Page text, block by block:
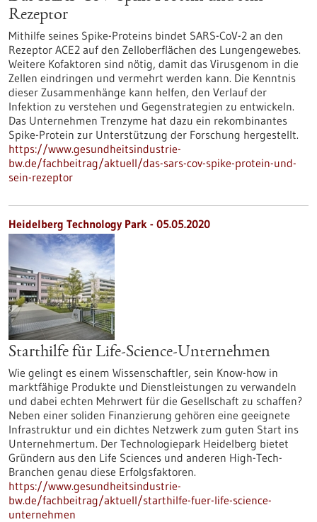
Rezeptor
Mithilfe seines Spike-Proteins bindet SARS-CoV-2 an den
Rezeptor ACE2 auf den Zelloberflächen des Lungengewebes.
Weitere Kofaktoren sind nötig, damit das Virusgenom in die
Zellen eindringen und vermehrt werden kann. Die Kenntnis
dieser Zusammenhänge kann helfen, den Verlauf der
Infektion zu verstehen und Gegenstrategien zu entwickeln.
Das Unternehmen Trenzyme hat dazu ein rekombinantes
Spike-Protein zur Unterstützung der Forschung hergestellt.
https://www.gesundheitsindustrie-
bw.de/fachbeitrag/aktuell/das-sars-cov-spike-protein-und-
sein-rezeptor
Heidelberg Technology Park - 05.05.2020
Starthilfe für Life-Science-Unternehmen
Wie gelingt es einem Wissenschaftler, sein Know-how in
marktfähige Produkte und Dienstleistungen zu verwandeln
und dabei echten Mehrwert für die Gesellschaft zu schaffen?
Neben einer soliden Finanzierung gehören eine geeignete
Infrastruktur und ein dichtes Netzwerk zum guten Start ins
Unternehmertum. Der Technologiepark Heidelberg bietet
Gründern aus den Life Sciences und anderen High-Tech-
Branchen genau diese Erfolgsfaktoren.
https://www.gesundheitsindustrie-
bw.de/fachbeitrag/aktuell/starthilfe-fuer-life-science-
unternehmen